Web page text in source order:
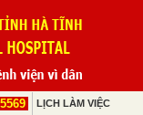
LỊCH LÀM VIỆC